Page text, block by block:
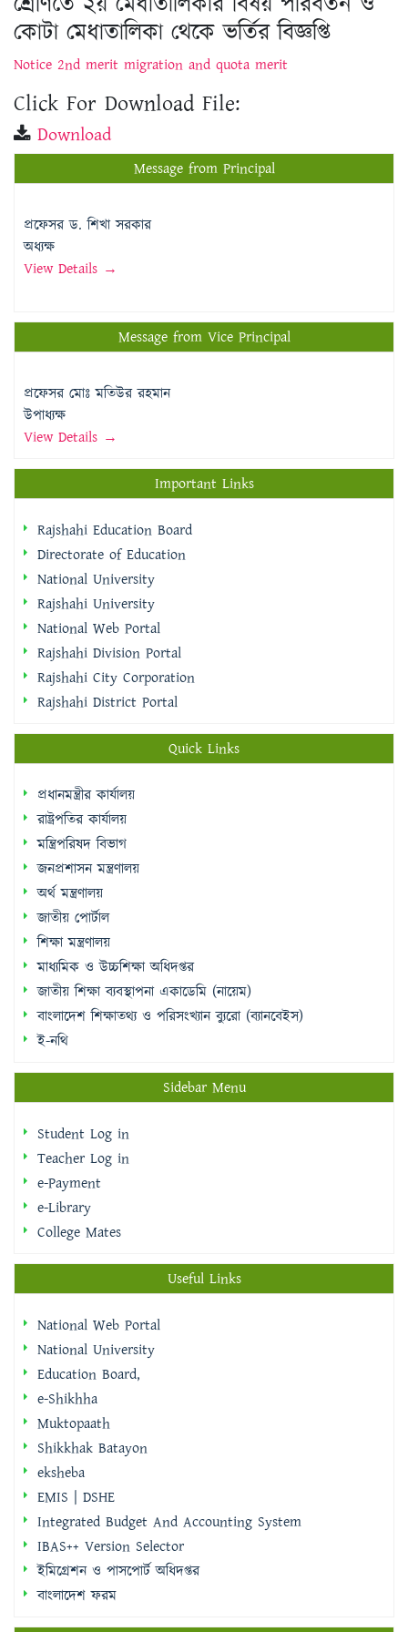
কোটা মেধাতালিকা থেকে ভর্তির বিজ্ঞপ্তি
Notice 2nd merit migration and quota merit
Click For Download File:
Download
Message from Principal
প্রফেসর ড. শিখা সরকার
অধ্যক্ষ
View Details →
Message from Vice Principal
প্রফেসর মোঃ মতিউর রহমান
উপাধ্যক্ষ
View Details →
Important Links
Rajshahi Education Board
Directorate of Education
National University
Rajshahi University
National Web Portal
Rajshahi Division Portal
Rajshahi City Corporation
Rajshahi District Portal
Quick Links
প্রধানমন্ত্রীর কার্যালয়
রাষ্ট্রপতির কার্যালয়
মন্ত্রিপরিষদ বিভাগ
জনপ্রশাসন মন্ত্রণালয়
অর্থ মন্ত্রণালয়
জাতীয় পোর্টাল
শিক্ষা মন্ত্রণালয়
মাধ্যমিক ও উচ্চশিক্ষা অধিদপ্তর
জাতীয় শিক্ষা ব্যবস্থাপনা একাডেমি (নায়েম)
বাংলাদেশ শিক্ষাতথ্য ও পরিসংখ্যান ব্যুরো (ব্যানবেইস)
ই-নথি
Sidebar Menu
Student Log in
Teacher Log in
e-Payment
e-Library
College Mates
Useful Links
National Web Portal
National University
Education Board,
e-Shikhha
Muktopaath
Shikkhak Batayon
eksheba
EMIS | DSHE
Integrated Budget And Accounting System
IBAS++ Version Selector
ইমিগ্রেশন ও পাসপোর্ট অধিদপ্তর
বাংলাদেশ ফরম